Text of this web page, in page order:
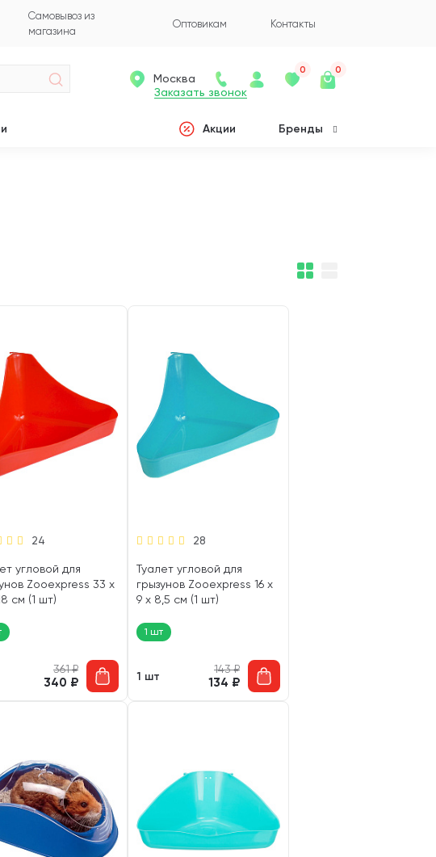
Самовывоз из
магазина
Оптовикам Контакты
Заказать звонок
Москва
0 0
Акции Бренды
24
угловой для
Zooexpress 33 х
см (1 шт)
361₽
340 ₽
28
Туалет угловой для
грызунов Zooexpress 16 х
9 х 8,5 см (1 шт)
1 шт
1 шт
143₽
134 ₽